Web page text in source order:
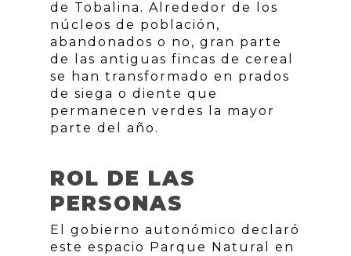
de Tobalina. Alrededor de los
núcleos de población,
abandonados o no, gran parte
de las antiguas fincas de cereal
se han transformado en prados
de siega o diente que
permanecen verdes la mayor
parte del año.
ROL DE LAS
PERSONAS
El gobierno autonómico declaró
este espacio Parque Natural en